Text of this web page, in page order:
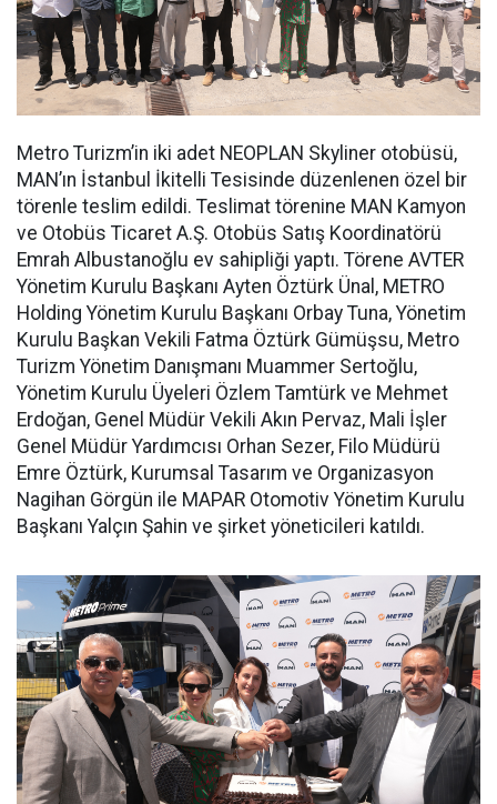
Metro Turizm’in iki adet NEOPLAN Skyliner otobüsü,
MAN’ın İstanbul İkitelli Tesisinde düzenlenen özel bir
törenle teslim edildi. Teslimat törenine MAN Kamyon
ve Otobüs Ticaret A.Ş. Otobüs Satış Koordinatörü
Emrah Albustanoğlu ev sahipliği yaptı. Törene AVTER
Yönetim Kurulu Başkanı Ayten Öztürk Ünal, METRO
Holding Yönetim Kurulu Başkanı Orbay Tuna, Yönetim
Kurulu Başkan Vekili Fatma Öztürk Gümüşsu, Metro
Turizm Yönetim Danışmanı Muammer Sertoğlu,
Yönetim Kurulu Üyeleri Özlem Tamtürk ve Mehmet
Erdoğan, Genel Müdür Vekili Akın Pervaz, Mali İşler
Genel Müdür Yardımcısı Orhan Sezer, Filo Müdürü
Emre Öztürk, Kurumsal Tasarım ve Organizasyon
Nagihan Görgün ile MAPAR Otomotiv Yönetim Kurulu
Başkanı Yalçın Şahin ve şirket yöneticileri katıldı.